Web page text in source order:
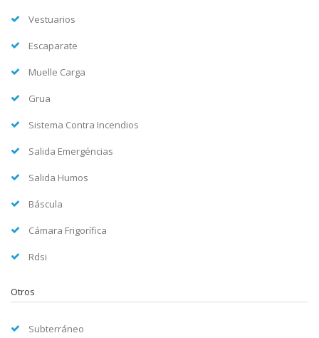
Vestuarios
Escaparate
Muelle Carga
Grua
Sistema Contra Incendios
Salida Emergéncias
Salida Humos
Báscula
Cámara Frigorífica
Rdsi
Otros
Subterráneo